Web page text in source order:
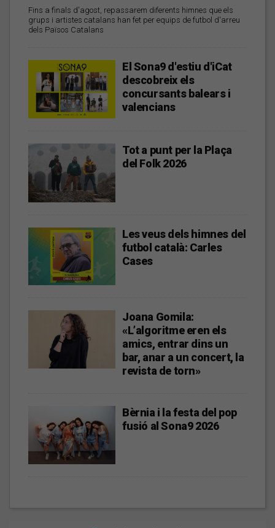
Fins a finals d'agost, repassarem diferents himnes que els
grups i artistes catalans han fet per equips de futbol d'arreu
dels Països Catalans
El Sona9 d'estiu d'iCat
descobreix els
concursants balears i
valencians
Tot a punt per la Plaça
del Folk 2026
Les veus dels himnes del
futbol català: Carles
Cases
Joana Gomila:
«L’algoritme eren els
amics, entrar dins un
bar, anar a un concert, la
revista de torn»
Bèrnia i la festa del pop
fusió al Sona9 2026